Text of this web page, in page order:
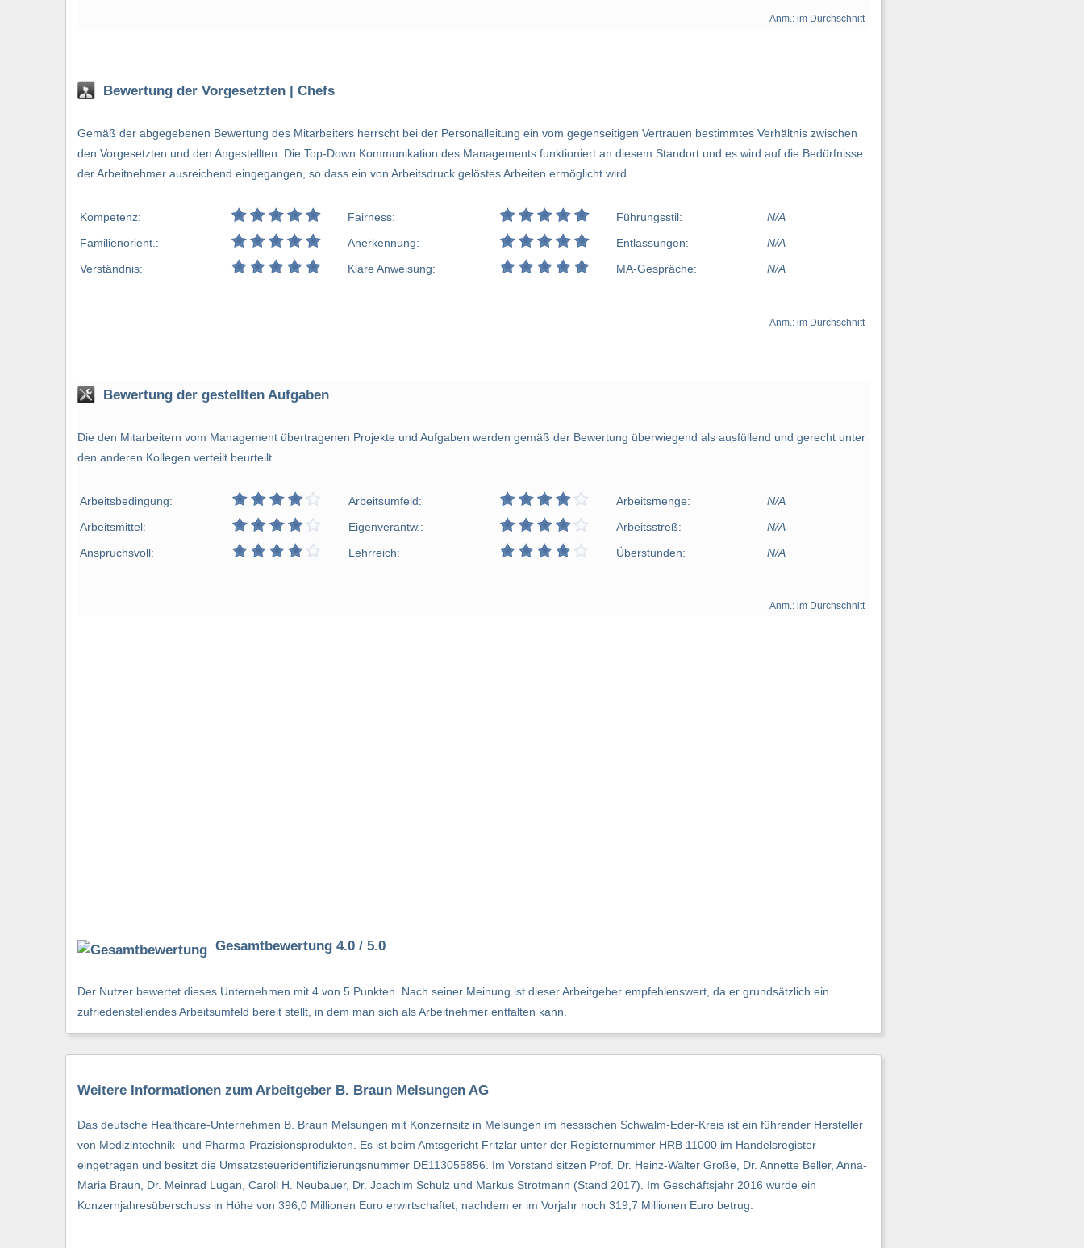
Anm.: im Durchschnitt
Bewertung der Vorgesetzten | Chefs
Gemäß der abgegebenen Bewertung des Mitarbeiters herrscht bei der Personalleitung ein vom gegenseitigen Vertrauen bestimmtes Verhältnis zwischen
den Vorgesetzten und den Angestellten. Die Top-Down Kommunikation des Managements funktioniert an diesem Standort und es wird auf die Bedürfnisse
der Arbeitnehmer ausreichend eingegangen, so dass ein von Arbeitsdruck gelöstes Arbeiten ermöglicht wird.
Kompetenz: Fairness: Führungsstil:
N/A
Familienorient.:
Anerkennung: Entlassungen:
N/A
Verständnis:
Klare Anweisung: MA-Gespräche: N/A
Anm.: im Durchschnitt
Bewertung der gestellten Aufgaben
Die den Mitarbeitern vom Management übertragenen Projekte und Aufgaben werden gemäß der Bewertung überwiegend als ausfüllend und gerecht unter
den anderen Kollegen verteilt beurteilt.
Arbeitsbedingung: Arbeitsumfeld: Arbeitsmenge:
N/A
Arbeitsmittel:
Eigenverantw.: Arbeitsstreß:
N/A
Anspruchsvoll:
Lehrreich: Überstunden: N/A
Anm.: im Durchschnitt
Gesamtbewertung 4.0 / 5.0
Der Nutzer bewertet dieses Unternehmen mit 4 von 5 Punkten. Nach seiner Meinung ist dieser Arbeitgeber empfehlenswert, da er grundsätzlich ein
zufriedenstellendes Arbeitsumfeld bereit stellt, in dem man sich als Arbeitnehmer entfalten kann.
Weitere Informationen zum Arbeitgeber B. Braun Melsungen AG
Das deutsche Healthcare-Unternehmen B. Braun Melsungen mit Konzernsitz in Melsungen im hessischen Schwalm-Eder-Kreis ist ein führender Hersteller
von Medizintechnik- und Pharma-Präzisionsprodukten. Es ist beim Amtsgericht Fritzlar unter der Registernummer HRB 11000 im Handelsregister
eingetragen und besitzt die Umsatzsteueridentifizierungsnummer DE113055856. Im Vorstand sitzen Prof. Dr. Heinz-Walter Große, Dr. Annette Beller, Anna-
Maria Braun, Dr. Meinrad Lugan, Caroll H. Neubauer, Dr. Joachim Schulz und Markus Strotmann (Stand 2017). Im Geschäftsjahr 2016 wurde ein
Konzernjahresüberschuss in Höhe von 396,0 Millionen Euro erwirtschaftet, nachdem er im Vorjahr noch 319,7 Millionen Euro betrug.